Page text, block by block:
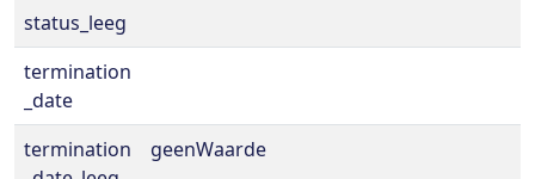
status_leeg
termination
_date
termination
geenWaarde